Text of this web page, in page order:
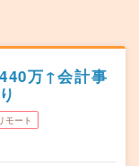
万↑会計事
モート